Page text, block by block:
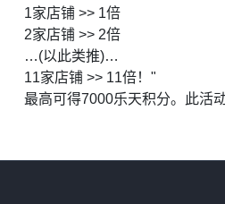
1家店铺 >> 1倍
2家店铺 >> 2倍
…(以此类推)…
11家店铺 >> 11倍！"
最高可得7000乐天积分。此活